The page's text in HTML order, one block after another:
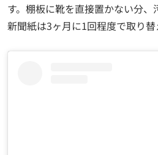
す。棚板に靴を直接置かない分、
新聞紙は3ヶ月に1回程度で取り替